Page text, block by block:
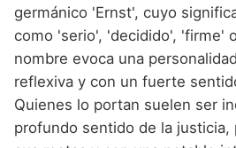
germánico 'Ernst', cuyo
como 'serio', 'decidido', 'firme'
nombre evoca una
reflexiva y con un fuerte
Quienes lo portan suelen ser
profundo sentido de la justicia,